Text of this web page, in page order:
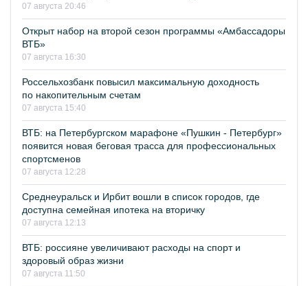
07 августа 20:46
Открыт набор на второй сезон программы «Амбассадоры
ВТБ»
07 августа 16:30
Россельхозбанк повысил максимальную доходность
по накопительным счетам
07 августа 15:40
ВТБ: на Петербургском марафоне «Пушкин - Петербург»
появится новая беговая трасса для профессиональных
спортсменов
07 августа 12:28
Среднеуральск и Ирбит вошли в список городов, где
доступна семейная ипотека на вторичку
07 августа 12:13
ВТБ: россияне увеличивают расходы на спорт и
здоровый образ жизни
07 августа 11:50